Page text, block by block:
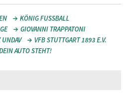
KÖNIG FUSSBALL
GIOVANNI TRAPPATONI
VFB STUTTGART 1893 E.V.
AUTO STEHT!